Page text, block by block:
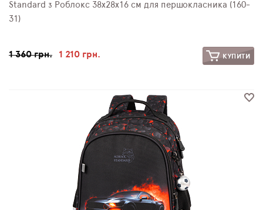
Standard з Роблокс 38х28х16 см для першокласника (160-
31)
1 360 грн. 1 210 грн. КУПИТИ